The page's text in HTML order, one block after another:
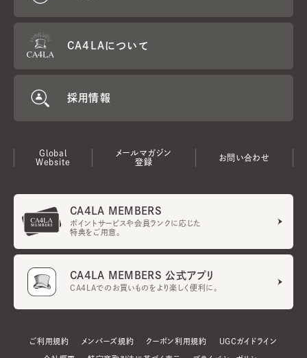
CA4LAについて
採用情報
Global
Website
メールマガジン
登録
お問い合わせ
CA4LA MEMBERS
ポイントサービスや会員ランクに応じた
特典をご用意。
CA4LA MEMBERS 公式アプリ
CA4LAでのお買いものをより楽しく便利に。
ご利用規約 メンバーズ規約 クーポン利用規約 UGCガイドライン